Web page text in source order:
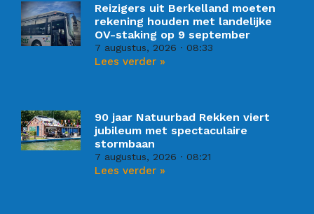
Reizigers uit Berkelland moeten
rekening houden met landelijke
OV-staking op 9 september
7 augustus, 2026 08:33
Lees verder »
90 jaar Natuurbad Rekken viert
jubileum met spectaculaire
stormbaan
7 augustus, 2026 08:21
Lees verder »